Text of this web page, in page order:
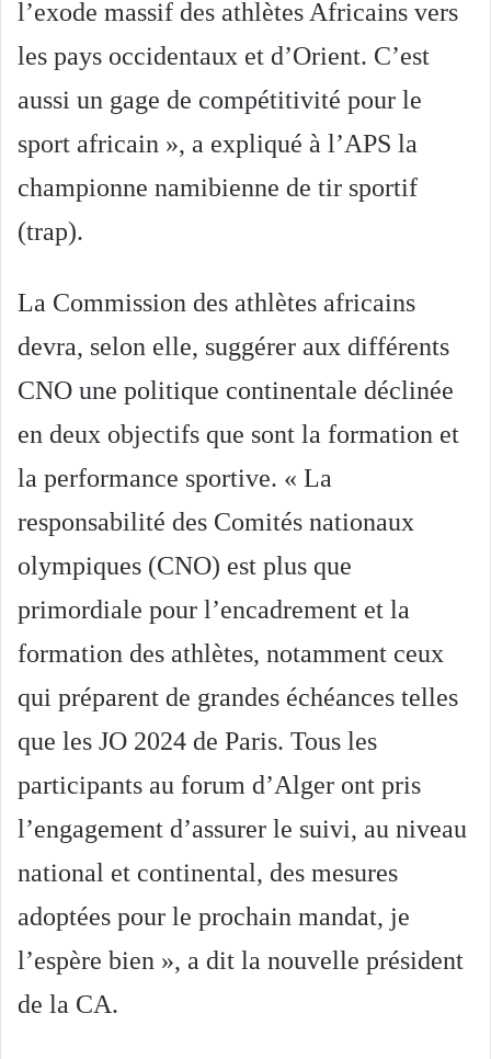
l’exode massif des athlètes Africains vers
les pays occidentaux et d’Orient. C’est
aussi un gage de compétitivité pour le
sport africain », a expliqué à l’APS la
championne namibienne de tir sportif
(trap).
La Commission des athlètes africains
devra, selon elle, suggérer aux différents
CNO une politique continentale déclinée
en deux objectifs que sont la formation et
la performance sportive. « La
responsabilité des Comités nationaux
olympiques (CNO) est plus que
primordiale pour l’encadrement et la
formation des athlètes, notamment ceux
qui préparent de grandes échéances telles
que les JO 2024 de Paris. Tous les
participants au forum d’Alger ont pris
l’engagement d’assurer le suivi, au niveau
national et continental, des mesures
adoptées pour le prochain mandat, je
l’espère bien », a dit la nouvelle président
de la CA.